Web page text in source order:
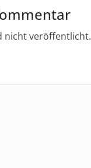
nicht veröffentlicht.